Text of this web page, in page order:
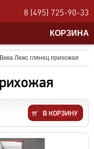
8 (495) 725-90-33
КОРЗИНА
Вика Люкс глянец прихожая